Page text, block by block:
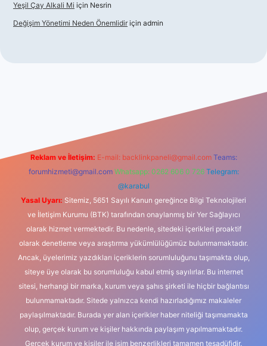
Yeşil Çay Alkali Mi için Nesrin
Değişim Yönetimi Neden Önemlidir için admin
Reklam ve İletişim: E-mail: backlinkpaneli@gmail.com Teams:
forumhizmeti@gmail.com Whatsapp: 0262 606 0 726 Telegram:
@karabul
Yasal Uyarı: Sitemiz, 5651 Sayılı Kanun gereğince Bilgi Teknolojileri
ve İletişim Kurumu (BTK) tarafından onaylanmış bir Yer Sağlayıcı
olarak hizmet vermektedir. Bu nedenle, sitedeki içerikleri proaktif
olarak denetleme veya araştırma yükümlülüğümüz bulunmamaktadır.
Ancak, üyelerimiz yazdıkları içeriklerin sorumluluğunu taşımakta olup,
siteye üye olarak bu sorumluluğu kabul etmiş sayılırlar. Bu internet
sitesi, herhangi bir marka, kurum veya şahıs şirketi ile hiçbir bağlantısı
bulunmamaktadır. Sitede yalnızca kendi hazırladığımız makaleler
paylaşılmaktadır. Burada yer alan içerikler haber niteliği taşımamakta
olup, gerçek kurum ve kişiler hakkında paylaşım yapılmamaktadır.
Gerçek kurum ve kişiler ile isim benzerlikleri tamamen tesadüfidir.